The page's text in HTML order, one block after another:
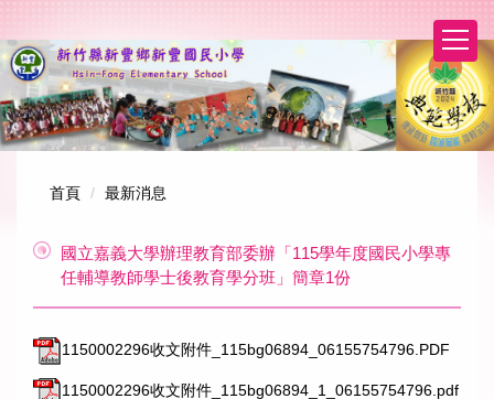
到
主
要
內
容
區
首頁 最新消息
國立嘉義大學辦理教育部委辦「115學年度國民小學專
任輔導教師學士後教育學分班」簡章1份
1150002296收文附件_115bg06894_06155754796.PDF
1150002296收文附件_115bg06894_1_06155754796.pdf